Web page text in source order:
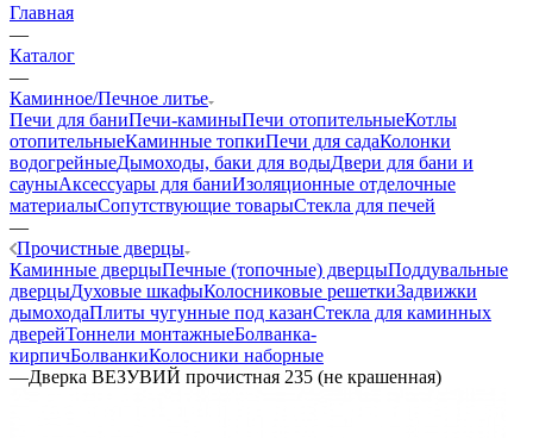
Главная
—
Каталог
—
Каминное/Печное литье
Печи для баниПечи-каминыПечи отопительныеКотлы
отопительныеКаминные топкиПечи для садаКолонки
водогрейныеДымоходы, баки для водыДвери для бани и
сауныАксессуары для баниИзоляционные отделочные
материалыСопутствующие товарыСтекла для печей
—
Прочистные дверцы
Каминные дверцыПечные (топочные) дверцыПоддувальные
дверцыДуховые шкафыКолосниковые решеткиЗадвижки
дымоходаПлиты чугунные под казанСтекла для каминных
дверейТоннели монтажныеБолванка-
кирпичБолванкиКолосники наборные
—Дверка ВЕЗУВИЙ прочистная 235 (не крашенная)